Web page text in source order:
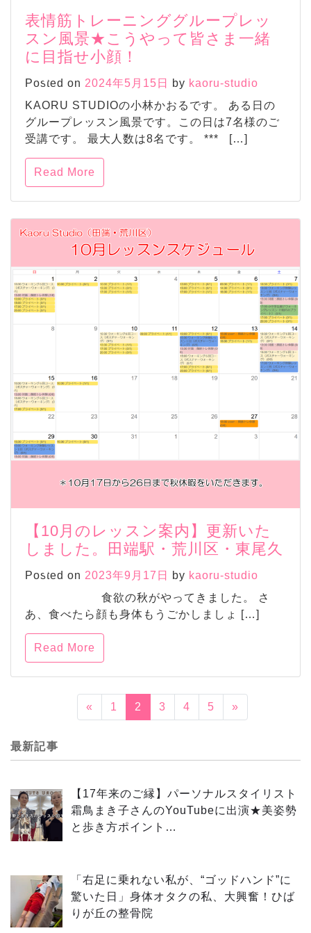
表情筋トレーニンググループレッ
スン風景★こうやって皆さま一緒
に目指せ小顔！
Posted on 2024年5月15日 by kaoru-studio
KAORU STUDIOの小林かおるです。 ある日の
グループレッスン風景です。この日は7名様のご
受講です。 最大人数は8名です。 *** […]
Read More
【10月のレッスン案内】更新いた
しました。田端駅・荒川区・東尾久
Posted on 2023年9月17日 by kaoru-studio
食欲の秋がやってきました。 さ
あ、食べたら顔も身体もうごかしましょ […]
Read More
« 1 2 3 4 5 »
最新記事
【17年来のご縁】パーソナルスタイリスト
霜鳥まき子さんのYouTubeに出演★美姿勢
と歩き方ポイント…
「右足に乗れない私が、“ゴッドハンド”に
驚いた日」身体オタクの私、大興奮！ひば
りが丘の整骨院